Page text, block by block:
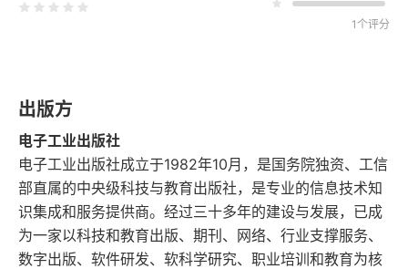
1.3.2 模型预训练与优化
1.3.3 预训练后评估
1.4 模型微调
1.4.1 LLM知识更新概述
1个评分
出版方
电子工业出版社
电子工业出版社成立于1982年10月，是国务院独资、工信
部直属的中央级科技与教育出版社，是专业的信息技术知
识集成和服务提供商。经过三十多年的建设与发展，已成
为一家以科技和教育出版、期刊、网络、行业支撑服务、
数字出版、软件研发、软科学研究、职业培训和教育为核